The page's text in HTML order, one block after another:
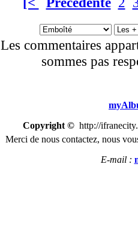
Les commentaires
sommes pas
Copyright ©http://
Merci de nous contactez, nous
E-mail :